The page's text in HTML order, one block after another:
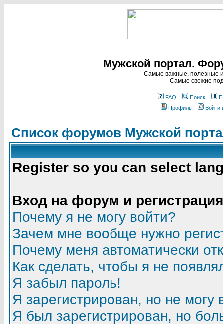
Мужской портал.
Самые важные, полезные и
Самые свежие
FAQ Поиск
Профиль
Войти
Список форумов Мужской
Register so you can select
Вход на форум и регистрация
Почему я не могу войти?
Зачем мне вообще нужно
Почему меня автоматически
Как сделать, чтобы я не
Я забыл пароль!
Я зарегистрирован, но не могу
Я был зарегистрирован, но